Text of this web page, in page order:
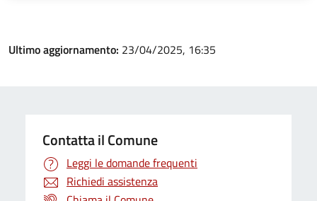
Ultimo aggiornamento: 23/04/2025, 16:35
Contatta il Comune
Leggi le domande frequenti
Richiedi assistenza